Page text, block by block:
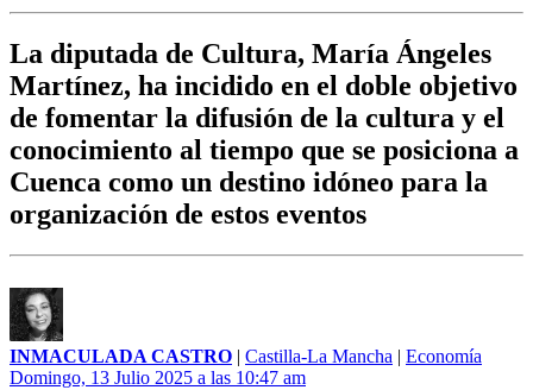
La diputada de Cultura, María Ángeles
Martínez, ha incidido en el doble objetivo
de fomentar la difusión de la cultura y el
conocimiento al tiempo que se posiciona a
Cuenca como un destino idóneo para la
organización de estos eventos
INMACULADA CASTRO | Castilla-La Mancha | Economía
Domingo, 13 Julio 2025 a las 10:47 am